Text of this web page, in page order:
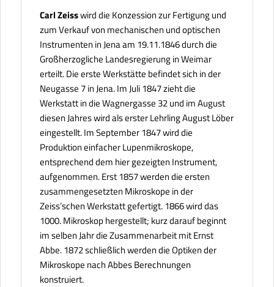
Carl Zeisswird die Konzession zur Fertigung und
zum Verkauf von mechanischen und optischen
Instrumenten in Jena am 19.11.1846 durch die
Großherzogliche Landesregierung in Weimar
erteilt. Die erste Werkstätte befindet sich in der
Neugasse 7 in Jena. Im Juli 1847 zieht die
Werkstatt in die Wagnergasse 32 und im August
diesen Jahres wird als erster Lehrling August Löber
eingestellt. Im September 1847 wird die
Produktion einfacher Lupenmikroskope,
entsprechend dem hier gezeigten Instrument,
aufgenommen. Erst 1857 werden die ersten
zusammengesetzten Mikroskope in der
Zeiss’schen Werkstatt gefertigt. 1866 wird das
1000. Mikroskop hergestellt; kurz darauf beginnt
im selben Jahr die Zusammenarbeit mit Ernst
Abbe. 1872 schließlich werden die Optiken der
Mikroskope nach Abbes Berechnungen
konstruiert.